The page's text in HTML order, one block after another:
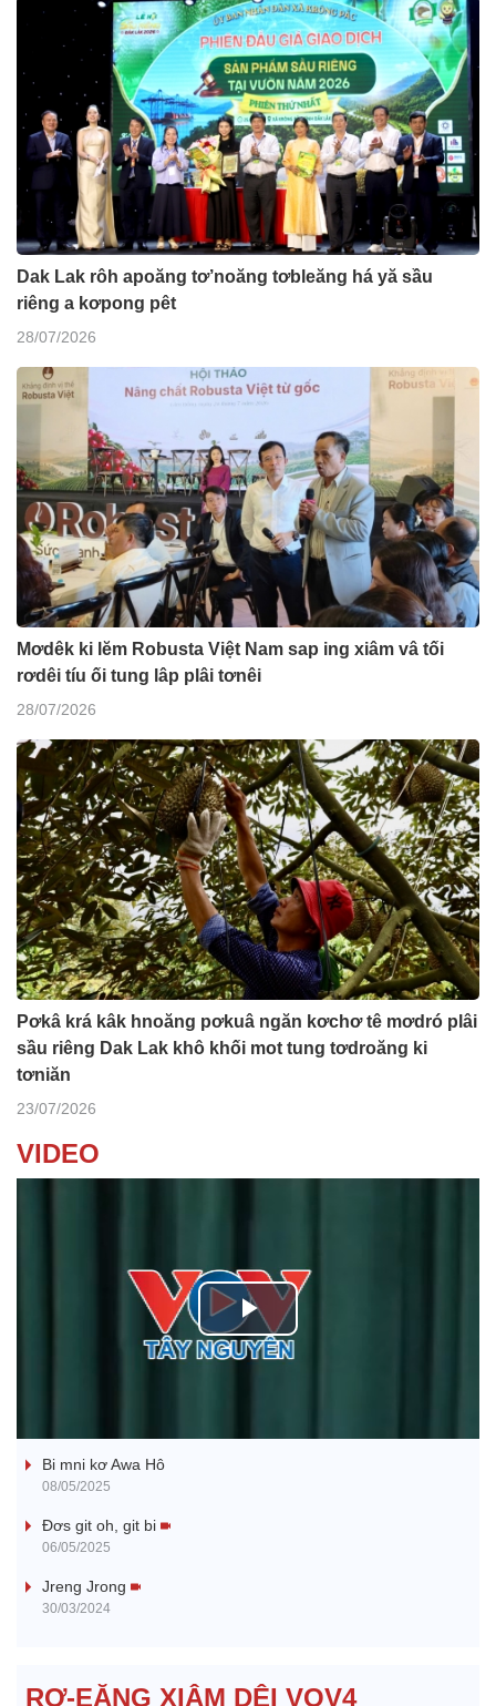
Dak Lak rôh apoăng tơ’noăng tơbleăng há yă sầu
riêng a kơpong pêt
28/07/2026
Mơdêk ki lĕm Robusta Việt Nam sap ing xiâm vâ tối
rơdêi tíu ối tung lâp plâi tơnêi
28/07/2026
Pơkâ krá kâk hnoăng pơkuâ ngăn kơchơ tê mơdró plâi
sầu riêng Dak Lak khô khối mot tung tơdroăng ki
tơniăn
23/07/2026
VIDEO
P
a
e
Bi mni kơ Awa Hô
08/05/2025
Đơs git oh, git bi
06/05/2025
Jreng Jrong
30/03/2024
RƠ-EĂNG XIÂM DÊI VOV4